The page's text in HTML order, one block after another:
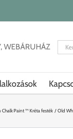
WEBÁRUHÁZ
Paint ™ Kréta festék Old